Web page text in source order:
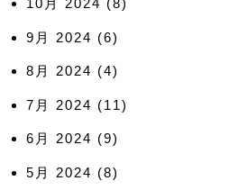
10月 2024 (8)
9月 2024 (6)
8月 2024 (4)
7月 2024 (11)
6月 2024 (9)
5月 2024 (8)